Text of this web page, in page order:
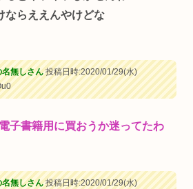
ならええんやけどな
無しさん投稿日時:2020/01/29(水)
子書籍用に買おうか迷ってたわ
無しさん投稿日時:2020/01/29(水)